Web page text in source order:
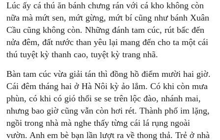
Lúc ấy cá thú ăn bánh chưng rán với cá kho không còn
nữa mà mứt sen, mứt gừng, mứt bí cũng như bánh Xuân
Cầu cũng không còn. Những đánh tam cúc, rút bấc đến
nửa đêm, đất nước than yêu lại mang đến cho ta một cái
thú tuyệt kỳ thanh cao, tuyệt kỳ trang nhã.
Bàn tam cúc vừa giải tán thì đồng hồ điểm mười hai giờ.
Cái đêm tháng hai ở Hà Nôi kỳ ảo lắm. Có khi còn mưa
phùn, có khi có gió thổi se se trên lộc đào, nhánh mai,
nhưng bao giờ cũng vẫn còn hơi rét. Thành phố im lặng,
ngồi trong nhà mà nghe thấy từng cái lá rụng ngoài
vườn. Anh em bè bạn lần lượt ra về thong thả. Trẻ ở nhà